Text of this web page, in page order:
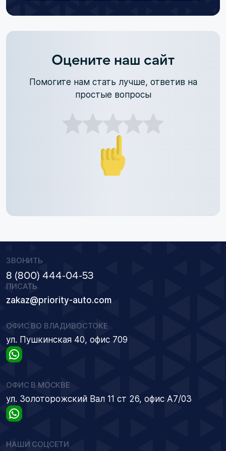
Оцените наш сайт
Помогите нам стать лучше, ответив на
простые вопросы
ЗВОНИТЬ
8 (800) 444-04-53
ПИСАТЬ
zakaz@priority-auto.com
ОФИС ВО ВЛАДИВОСТОКЕ
ул. Пушкинская 40, офис 709
ОФИС В МОСКВЕ
ул. Золоторожский Вал 11 ст 26, офис А7/03
НАШИ СОЦСЕТИ